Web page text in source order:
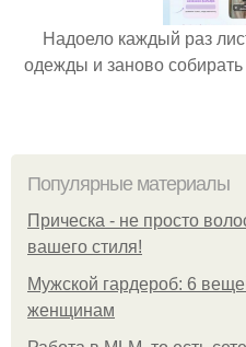
Надоело каждый раз
одежды и заново
Популярные материалы
Прическа - не просто
вашего стиля!
Мужской гардероб: 6
женщинам